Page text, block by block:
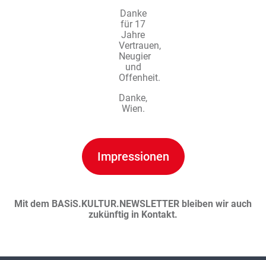
Danke
für 17
Jahre
Vertrauen,
Neugier
und
Offenheit.
Danke,
Wien.
Impressionen
Mit dem BASiS.KULTUR.NEWSLETTER bleiben wir auch
zukünftig in Kontakt.